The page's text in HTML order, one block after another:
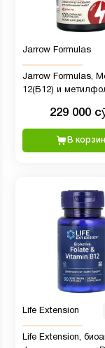
Jarrow Formulas
Jarrow Formulas,
12(Б12) и
229 000
В
Life Extension
Life Extension,